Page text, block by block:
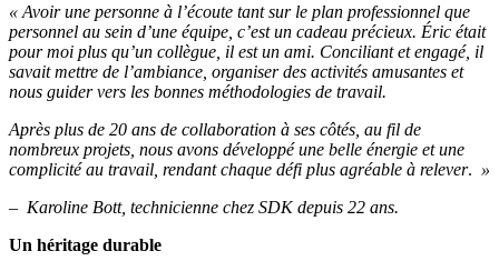
« Avoir une personne à l’écoute tant sur le plan professionnel que
personnel au sein d’une équipe, c’est un cadeau précieux. Éric était
pour moi plus qu’un collègue, il est un ami. Conciliant et engagé, il
savait mettre de l’ambiance, organiser des activités amusantes et
nous guider vers les bonnes méthodologies de travail.
Après plus de 20 ans de collaboration à ses côtés, au fil de
nombreux projets, nous avons développé une belle énergie et une
complicité au travail, rendant chaque défi plus agréable à relever. »
– Karoline Bott, technicienne chez SDK depuis 22 ans.
Un héritage durable